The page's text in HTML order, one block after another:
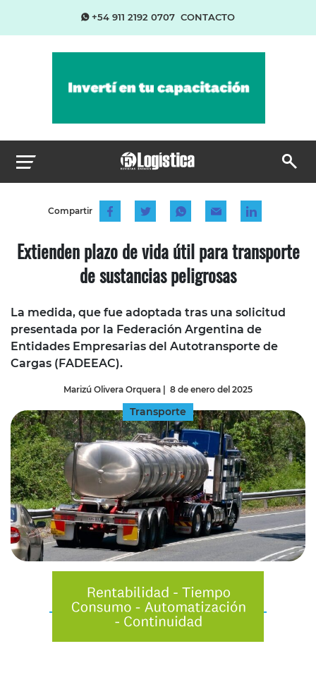
+54 911 2192 0707 CONTACTO
Compartir
Extienden plazo de vida útil para transporte
de sustancias peligrosas
La medida, que fue adoptada tras una solicitud
presentada por la Federación Argentina de
Entidades Empresarias del Autotransporte de
Cargas (FADEEAC).
Marizú Olivera Orquera | 8 de enero del 2025
Transporte